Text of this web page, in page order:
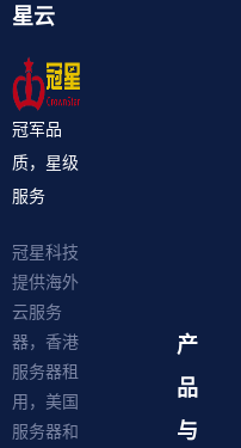
星云
冠军品
质，星级
服务
冠星科技
提供海外
云服务
器，香港
服务器租
用，美国
服务器和
产
品
与